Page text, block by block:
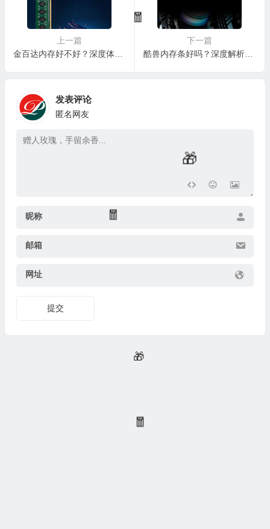
上一篇
金百达内存好不好？深度体验告诉你答案
下一篇
酷兽内存条好吗？深度解析酷兽CUSO夜枭YXDDR4PC8GB2666银甲内存条
发表评论
匿名网友
昵称
邮箱
网址
提交